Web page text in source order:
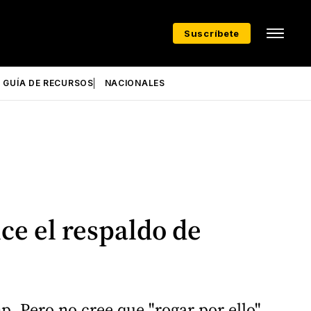
Suscríbete
GUÍA DE RECURSOS NACIONALES
el respaldo de